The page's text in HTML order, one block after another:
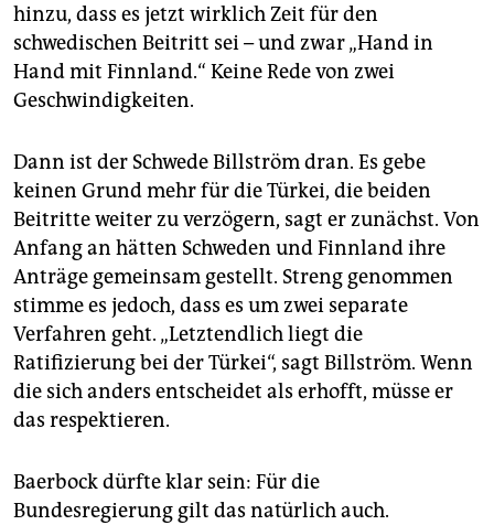
hinzu, dass es jetzt wirklich Zeit für den
schwedischen Beitritt sei – und zwar „Hand in
Hand mit Finnland.“ Keine Rede von zwei
Geschwindigkeiten.
Dann ist der Schwede Billström dran. Es gebe
keinen Grund mehr für die Türkei, die beiden
Beitritte weiter zu verzögern, sagt er zunächst. Von
Anfang an hätten Schweden und Finnland ihre
Anträge gemeinsam gestellt. Streng genommen
stimme es jedoch, dass es um zwei separate
Verfahren geht. „Letztendlich liegt die
Ratifizierung bei der Türkei“, sagt Billström. Wenn
die sich anders entscheidet als erhofft, müsse er
das respektieren.
Baerbock dürfte klar sein: Für die
Bundesregierung gilt das natürlich auch.